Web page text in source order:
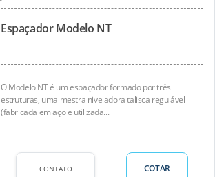
Espaçador Modelo NT
O Modelo NT é um espaçador formado por três
estruturas, uma mestra niveladora talisca regulável
(fabricada em aço e utilizada...
CONTATO COTAR